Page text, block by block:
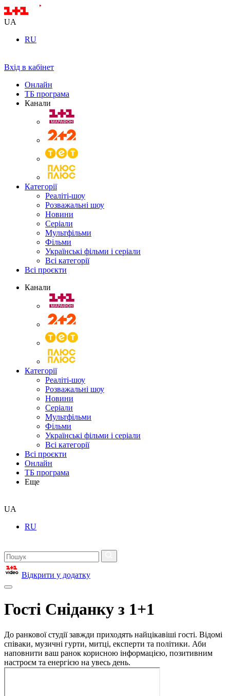
UA
RU
Вхід в кабінет
Онлайн
ТБ програма
Канали
Категорії
Реаліті-шоу
Розважальні шоу
Новини
Серіали
Мультфільми
Фільми
Українські фільми і серіали
Всі категорії
Всі проєкти
Канали
Категорії
Реаліті-шоу
Розважальні шоу
Новини
Серіали
Мультфільми
Фільми
Українські фільми і серіали
Всі категорії
Всі проєкти
Онлайн
ТБ програма
Еще
UA
RU
Відкрити у додатку
Гості Сніданку з 1+1
До ранкової студії завжди приходять найцікавіші гості. Відомі
співаки, музичні гурти, митці, експерти та політики. Аби
наповнити ваш ранок корисною інформацією, позитивним
настроєм та енергією на увесь день.